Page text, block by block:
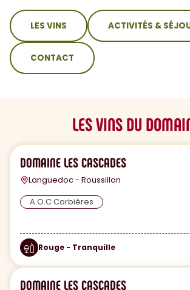
sommaire
LES VINS ACTIVITÉS &
CONTACT
LES VINS DU
DOMAINE LES CASCADES
Languedoc - Roussillon
A.O.C Corbières
Rouge - Tranquille
DOMAINE LES CASCADES